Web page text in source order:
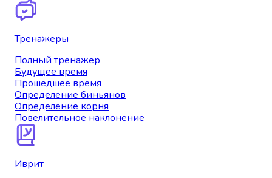
Тренажеры
Полный тренажер
Будущее время
Прошедшее время
Определение биньянов
Определение корня
Повелительное наклонение
Иврит